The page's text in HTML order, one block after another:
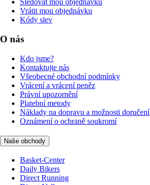
Sledovat mou objednávku
Vrátit mou objednávku
Kódy slev
O nás
Kdo jsme?
Kontaktujte nás
Všeobecné obchodní podmínky
Vrácení a vrácení peněz
Právní upozornění
Platební metody
Náklady na dopravu a možnosti doručení
Oznámení o ochraně soukromí
Naše obchody
Basket-Center
Daily Bikers
Direct Running